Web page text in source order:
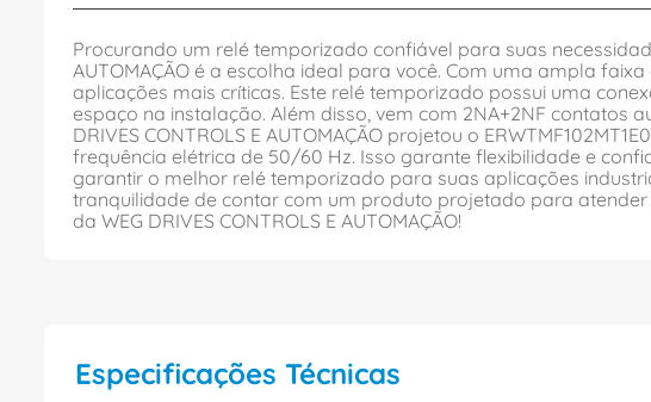
Procurando um relé temporizado confiável para suas
AUTOMAÇÃO é a escolha ideal para você. Com uma ampla
aplicações mais críticas. Este relé temporizado possui uma
espaço na instalação. Além disso, vem com 2NA+2NF contatos
DRIVES CONTROLS E AUTOMAÇÃO projetou o
frequência elétrica de 50/60 Hz. Isso garante flexibilidade e
garantir o melhor relé temporizado para suas aplicações
tranquilidade de contar com um produto projetado para atender
da WEG DRIVES CONTROLS E AUTOMAÇÃO!
Especificações Técnicas